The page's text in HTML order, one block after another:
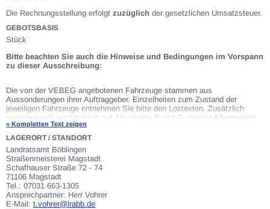
Die Rechnungsstellung erfolgt zuzüglich der gesetzlichen Umsatzsteuer.
GEBOTSBASIS
Stück
Bitte beachten Sie auch die Hinweise und Bedingungen im Vorspann
zu dieser Ausschreibung:
Die von der VEBEG angebotenen Fahrzeuge stammen aus
Aussonderungen ihrer Auftraggeber. Einzelheiten zum Zustand der
jeweiligen Fahrzeuge entnehmen Sie bitte den Lostexten. Zusätzlich
verweisen wir ausdrücklich auf Abschnitte B und G unserer Allgemeinen
Geschäftsbedingungen(AGB). Fahrzeuge die nach Einschätzung der
VEBEG der Ausfuhrgenehmigungspflicht unterliegen, sind mit Verweis auf
die Punkte E3 und E4 unserer AGB entsprechend gekennzeichnet. Zum
Gebotspreis kommt die gesetzliche Umsatzsteuer hinzu. Die
Differenzbesteuerung gemäß § 25a UStG wird nur angewendet, wenn dies
ausdrücklich in der jeweiligen Ausschreibung angegeben ist.
» Kompletten Text zeigen
LAGERORT / STANDORT
Landratsamt Böblingen
Straßenmeisterei Magstadt
Schafhauser Straße 72 - 74
71106 Magstadt
Tel.: 07031 663-1305
Ansprechpartner: Herr Vohrer
E-Mail: t.vohrer@lrabb.de